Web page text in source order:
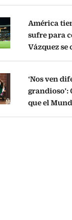
América
sufre para
Vázquez se
‘Nos ven
grandioso’:
que el